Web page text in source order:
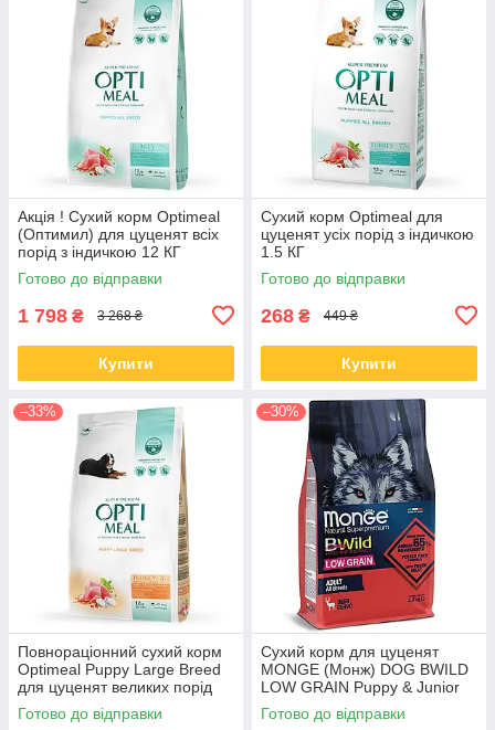
Акція ! Сухий корм Optimeal
(Оптимил) для цуценят всіх
порід з індичкою 12 КГ
Готово до відправки
1 798 ₴ 3 268 ₴
Купити
Сухий корм Optimeal для
цуценят усіх порід з індичкою
1.5 КГ
Готово до відправки
268 ₴ 449 ₴
Купити
–33%
Повнораціонний сухий корм
Optimeal Puppy Large Breed
для цуценят великих порід
індичка 12 КГ
Готово до відправки
–30%
Сухий корм для цуценят
MONGE (Монж) DOG BWILD
LOW GRAIN Puppy & Junior
оленя 2.5 кг (термін до 06.09)
Готово до відправки